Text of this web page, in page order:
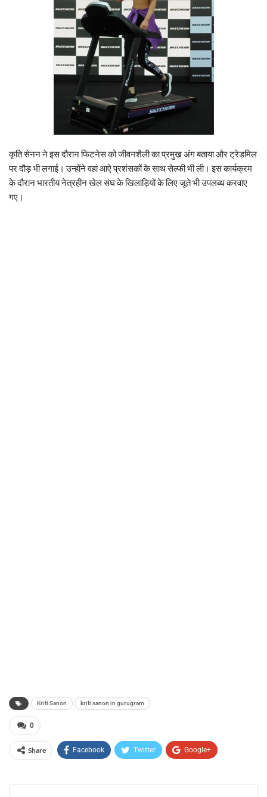
कृति सेनन ने इस दौरान फिटनेस को जीवनशैली का प्रमुख अंग बताया और ट्रेडमिल
पर दौड़ भी लगाई। उन्होंने वहां आऐ प्रशंसकों के साथ सेल्फी भी ली। इस कार्यक्रम
के दौरान भारतीय नेत्रहीन खेल संघ के खिलाड़ियों के लिए जूते भी उपलब्ध करवाए
गए।
Kriti Sanon kriti sanon in gurugram
0
Share Facebook Twitter Google+